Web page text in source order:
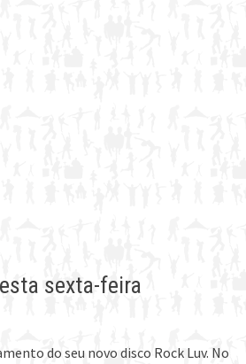
sexta-feira
do seu novo disco Rock Luv. No